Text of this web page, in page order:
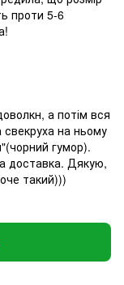
проти 5-6
а потім вся
на ньому
гумор).
доставка. Дякую,
такий)))